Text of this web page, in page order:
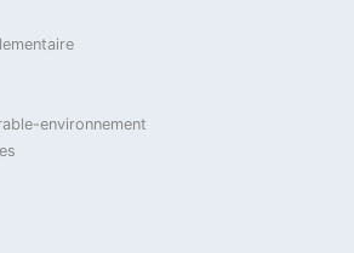
Jean-Marie Dhainaut
environnement